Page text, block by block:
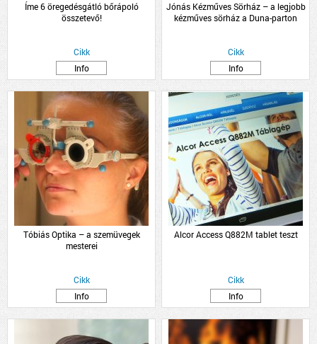
Íme 6 öregedésgátló bőrápoló
összetevő!
Cikk
Info
Jónás Kézműves Sörház – a legjobb
kézműves sörház a Duna-parton
Cikk
Info
Tóbiás Optika – a szemüvegek
mesterei
Cikk
Info
Alcor Access Q882M tablet teszt
Cikk
Info